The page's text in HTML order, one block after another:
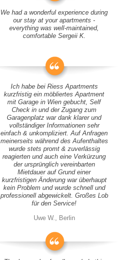
We had a wonderful experience during
our stay at your apartments -
everything was well-maintained,
comfortable Sergeii K.
Ich habe bei Riess Apartments
kurzfristig ein möbliertes Apartment
mit Garage in Wien gebucht, Self
Check in und der Zugang zum
Garagenplatz war dank klarer und
vollständiger Informationen sehr
einfach & unkompliziert. Auf Anfragen
meinerseits während des Aufenthaltes
wurde stets promt & zuverlässig
reagierten und auch eine Verkürzung
der ursprünglich vereinbarten
Mietdauer auf Grund einer
kurzfristigen Änderung war überhaupt
kein Problem und wurde schnell und
professionell abgewickelt. Großes Lob
für den Service!
Uwe W., Berlin